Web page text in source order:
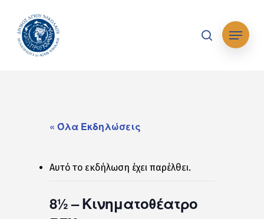
main
content
searchΜενού
« Όλα Εκδηλώσεις
Αυτό το εκδήλωση έχει παρέλθει.
8½ – Κινηματοθέατρο